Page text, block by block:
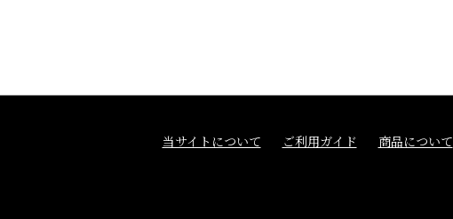
当サイトについて ご利用ガイド 商品について